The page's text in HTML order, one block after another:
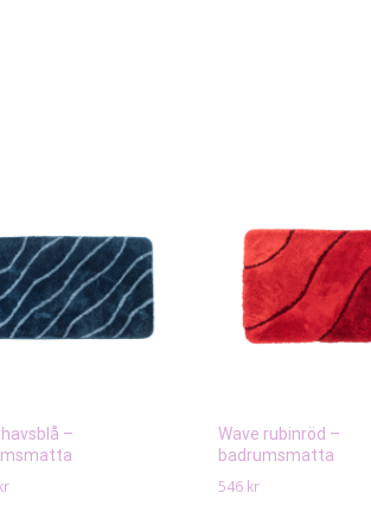
–
Wave rubinröd –
badrumsmatta
546 kr